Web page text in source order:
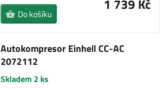
1 739 Kč
Do košíku
Autokompresor Einhell CC-AC
2072112
Skladem 2 ks